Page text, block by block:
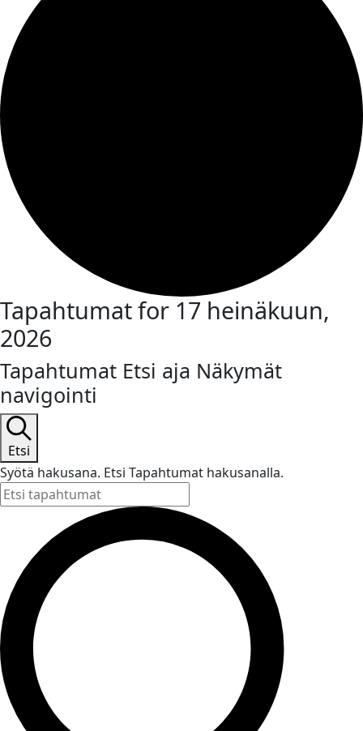
Tapahtumat for 17 heinäkuun,
2026
Tapahtumat Etsi aja Näkymät
navigointi
Etsi
Syötä hakusana. Etsi Tapahtumat hakusanalla.